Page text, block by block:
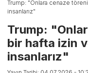
Trump: "Onlara cenaze
insanlarız"
Trump:
bir hafta izin
insanlarız"